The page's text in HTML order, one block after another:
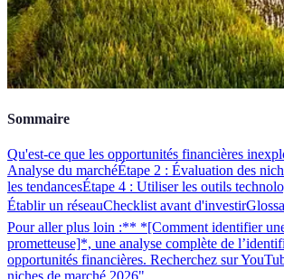
Sommaire
Qu'est-ce que les opportunités financières
Analyse du marchéÉtape 2 : Évaluation des
les tendancesÉtape 4 : Utiliser les outils
Établir un réseauChecklist avant d'investir
Pour aller plus loin :** *[Comment identifier
prometteuse]*, une analyse complète de
opportunités financières. Recherchez sur